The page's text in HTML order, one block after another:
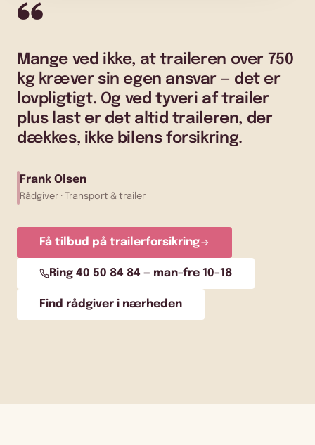
“
Mange ved ikke, at traileren over 750
kg kræver sin egen ansvar — det er
lovpligtigt. Og ved tyveri af trailer
plus last er det altid traileren, der
dækkes, ikke bilens forsikring.
Frank Olsen
Rådgiver · Transport & trailer
Få tilbud på trailerforsikring
Ring 40 50 84 84 — man–fre 10–18
Find rådgiver i nærheden